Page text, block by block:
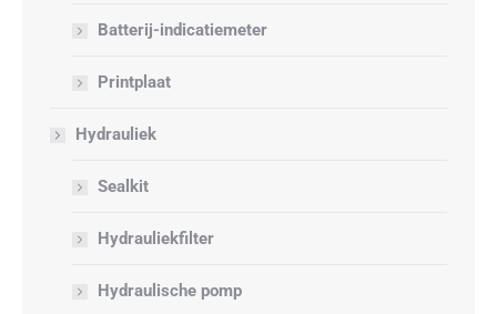
Batterij-indicatiemeter
Printplaat
Hydrauliek
Sealkit
Hydrauliekfilter
Hydraulische pomp